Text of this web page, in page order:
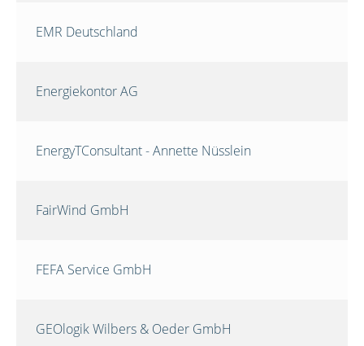
EMR Deutschland
Energiekontor AG
EnergyTConsultant - Annette Nüsslein
FairWind GmbH
FEFA Service GmbH
GEOlogik Wilbers & Oeder GmbH